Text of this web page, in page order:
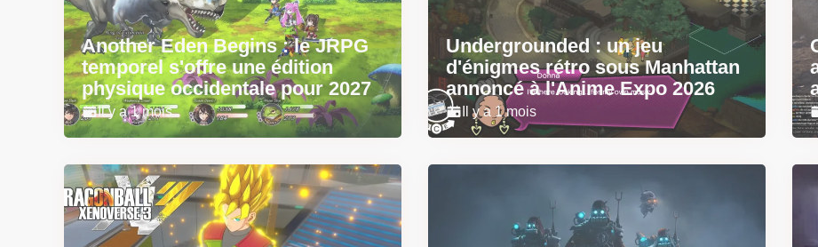
Another Eden Begins : le JRPG
temporel s'offre une édition
physique occidentale pour 2027
Il y a 1 mois
Undergrounded : un jeu
d'énigmes rétro sous Manhattan
annoncé à l'Anime Expo 2026
Il y a 1 mois